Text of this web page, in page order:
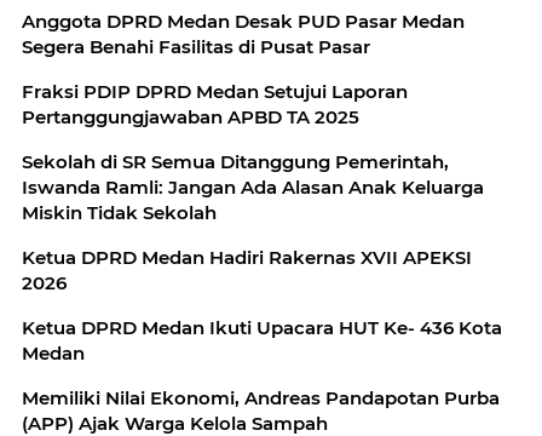
Anggota DPRD Medan Desak PUD Pasar Medan
Segera Benahi Fasilitas di Pusat Pasar
Fraksi PDIP DPRD Medan Setujui Laporan
Pertanggungjawaban APBD TA 2025
Sekolah di SR Semua Ditanggung Pemerintah,
Iswanda Ramli: Jangan Ada Alasan Anak Keluarga
Miskin Tidak Sekolah
Ketua DPRD Medan Hadiri Rakernas XVII APEKSI
2026
Ketua DPRD Medan Ikuti Upacara HUT Ke- 436 Kota
Medan
Memiliki Nilai Ekonomi, Andreas Pandapotan Purba
(APP) Ajak Warga Kelola Sampah